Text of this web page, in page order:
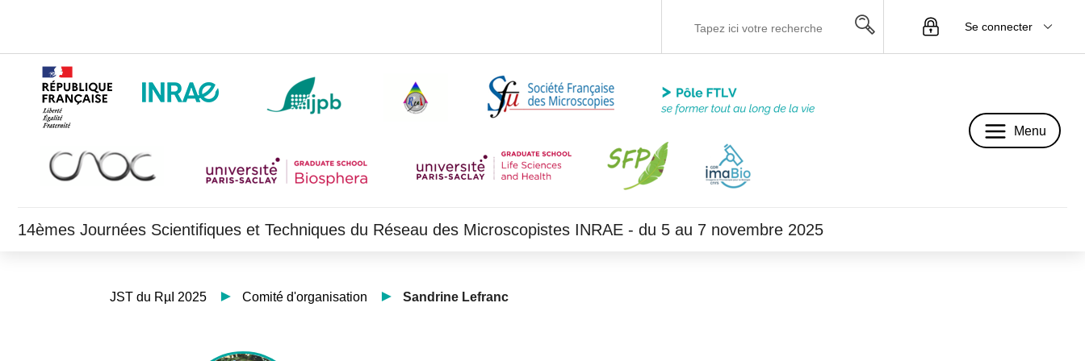
Se connecter
Menu
14èmes Journées Scientifiques et Techniques du Réseau des Microscopistes INRAE - du 5 au 7 novembre 2025
JST du RµI 2025 Comité d'organisation Sandrine Lefranc